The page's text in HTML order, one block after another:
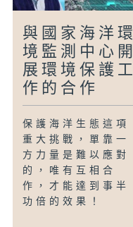
與國家海洋環
境監測中心開
展環境保護工
作的合作
保護海洋生態這項
重大挑戰，單靠一
方力量是難以應對
的，唯有互相合
作，才能達到事半
功倍的效果！